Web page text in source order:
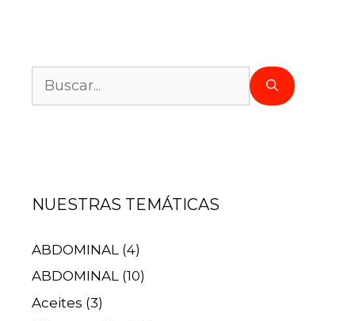
NUESTRAS TEMÁTICAS
ABDOMINAL (4)
ABDOMINAL (10)
Aceites (3)